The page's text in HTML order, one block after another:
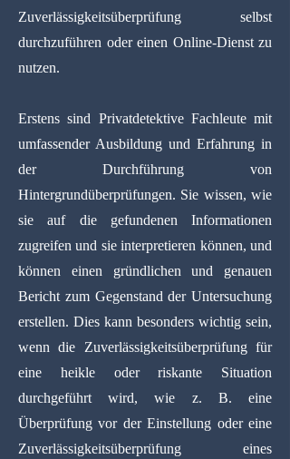
Zuverlässigkeitsüberprüfung selbst
durchzuführen oder einen Online-Dienst zu
nutzen.
Erstens sind Privatdetektive Fachleute mit
umfassender Ausbildung und Erfahrung in
der Durchführung von
Hintergrundüberprüfungen. Sie wissen, wie
sie auf die gefundenen Informationen
zugreifen und sie interpretieren können, und
können einen gründlichen und genauen
Bericht zum Gegenstand der Untersuchung
erstellen. Dies kann besonders wichtig sein,
wenn die Zuverlässigkeitsüberprüfung für
eine heikle oder riskante Situation
durchgeführt wird, wie z. B. eine
Überprüfung vor der Einstellung oder eine
Zuverlässigkeitsüberprüfung eines